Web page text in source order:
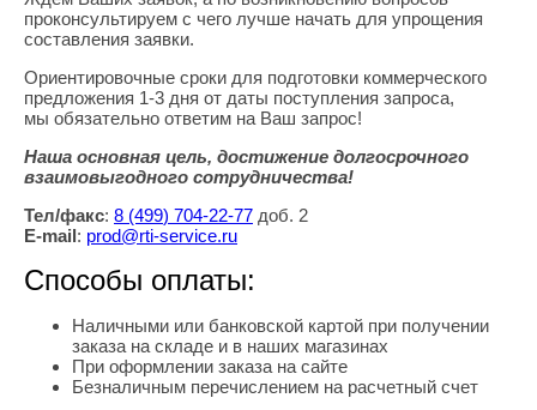
проконсультируем с чего лучше начать для упрощения
составления заявки.
Ориентировочные сроки для подготовки коммерческого
предложения 1-3 дня от даты поступления запроса,
мы обязательно ответим на Ваш запрос!
Наша основная цель, достижение долгосрочного
взаимовыгодного сотрудничества!
Тел/факс: 8 (499) 704-22-77 доб. 2
E-mail: prod@rti-service.ru
Способы оплаты:
Наличными или банковской картой при получении
заказа на складе и в наших магазинах
При оформлении заказа на сайте
Безналичным перечислением на расчетный счет